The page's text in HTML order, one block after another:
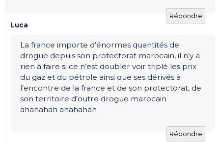
Répondre
Luca
La france importe d’énormes quantités de
drogue depuis son protectorat marocain, il n’y a
rien à faire si ce n’est doubler voir triplé les prix
du gaz et du pétrole ainsi que ses dérivés à
l’encontre de la france et de son protectorat, de
son territoire d’outre drogue marocain
ahahahah ahahahah
Répondre